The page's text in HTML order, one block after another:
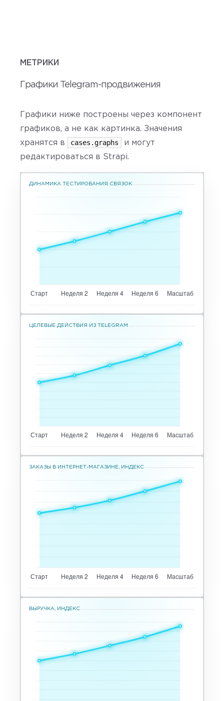
МЕТРИКИ
Графики Telegram-продвижения
Графики ниже построены через компонент
графиков, а не как картинка. Значения
хранятся в
cases.graphs
и могут
редактироваться в Strapi.
ДИНАМИКА ТЕСТИРОВАНИЯ СВЯЗОК
ЦЕЛЕВЫЕ ДЕЙСТВИЯ ИЗ TELEGRAM
ЗАКАЗЫ В ИНТЕРНЕТ-МАГАЗИНЕ, ИНДЕКС
ВЫРУЧКА, ИНДЕКС